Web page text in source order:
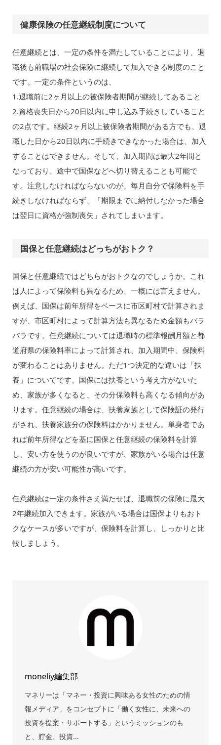
健康保険の任意継続制度について
任意継続とは、一定の条件を満たしていることにより、退
職後も前職場の社会保険に継続して加入できる制度のこと
です。一定の条件というのは、
1.退職前に2ヶ月以上の被保険者期間が継続してあること
2.資格喪失日から20日以内に申し込み手続きしていること
の2点です。継続2ヶ月以上被保険者期間がある方でも、退
職した日から20日以内に手続きできなかった場合は、加入
することはできません。そして、加入期間は最大2年間と
なっており、途中で国保などへ切り替えることも可能で
す。注意しなければならないのが、毎月自分で保険料を手
続きしなければならず、「期限までに納付しなかった場合
は翌日に資格が強制喪失」されてしまいます。
国保と任意継続はどっちがおトク？
国保と任意継続ではどちらがおトクなのでしょうか。これ
は人によって保険料も異なるため、一概には言えません。
例えば、国保は前年所得をベースに市区町村で計算されま
すが、市区町村によって計算方法も異なるため金額もバラ
バラです。任意継続については退職時の標準報酬月額と都
道府県の保険料率によって計算され、加入期間中、保険料
が変わることはありません。ただ1つ決定的な違いは「扶
養」についてです。国保には扶養という考え方がないた
め、家族が多くなると、その分保険料も高くなる傾向があ
ります。任意継続の場合は、扶養家族として保険証の発行
がされ、扶養家族分の保険料はかかりません。単身者であ
れば前年所得などを基に国保と任意継続の保険料を計算
し、安い方を使うのが良いですが、家族がいる場合は任意
継続の方が安い可能性が高いです。
任意継続は一定の条件さえ満たせば、退職前の保険に最大
2年継続加入できます。家族がいる場合は国保よりもおト
クなケースが多いですが、保険料を計算し、しっかりと比
較しましょう。
moneliy編集部
マネリーは「マネー・投資に興味ある女性のための情
報メディア」をコンセプトに「働く女性に、未来への
投資を提案・サポートする」というミッションのも
と、貯金、投資...